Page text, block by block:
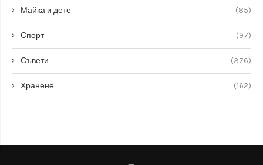
Майка и дете (85)
Спорт (97)
Съвети (376)
Хранене (162)